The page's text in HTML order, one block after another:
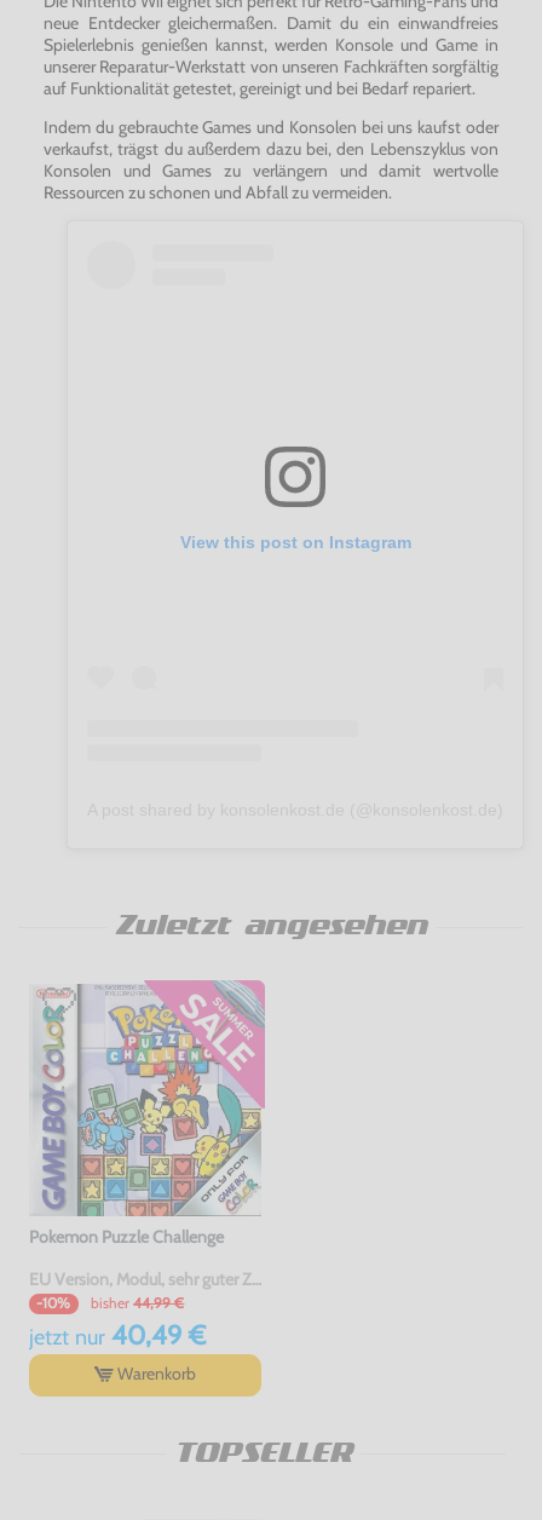
neue Entdecker gleichermaßen. Damit du ein einwandfreies
Spielerlebnis genießen kannst, werden Konsole und Game in
unserer Reparatur-Werkstatt von unseren Fachkräften sorgfältig
auf Funktionalität getestet, gereinigt und bei Bedarf repariert.
Indem du gebrauchte Games und Konsolen bei uns kaufst oder
verkaufst, trägst du außerdem dazu bei, den Lebenszyklus von
Konsolen und Games zu verlängern und damit wertvolle
Ressourcen zu schonen und Abfall zu vermeiden.
View this post on Instagram
Zuletzt angesehen
Pokemon Puzzle Challenge
EU Version, Modul, sehr guter Zustand, gebraucht
-10% bisher 44,99 €
jetzt nur40,49 €
Warenkorb
TOPSELLER